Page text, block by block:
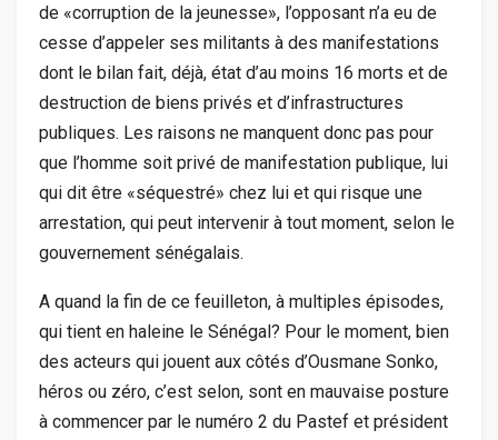
de «corruption de la jeunesse», l’opposant n’a eu de
cesse d’appeler ses militants à des manifestations
dont le bilan fait, déjà, état d’au moins 16 morts et de
destruction de biens privés et d’infrastructures
publiques. Les raisons ne manquent donc pas pour
que l’homme soit privé de manifestation publique, lui
qui dit être «séquestré» chez lui et qui risque une
arrestation, qui peut intervenir à tout moment, selon le
gouvernement sénégalais.
A quand la fin de ce feuilleton, à multiples épisodes,
qui tient en haleine le Sénégal? Pour le moment, bien
des acteurs qui jouent aux côtés d’Ousmane Sonko,
héros ou zéro, c’est selon, sont en mauvaise posture
à commencer par le numéro 2 du Pastef et président